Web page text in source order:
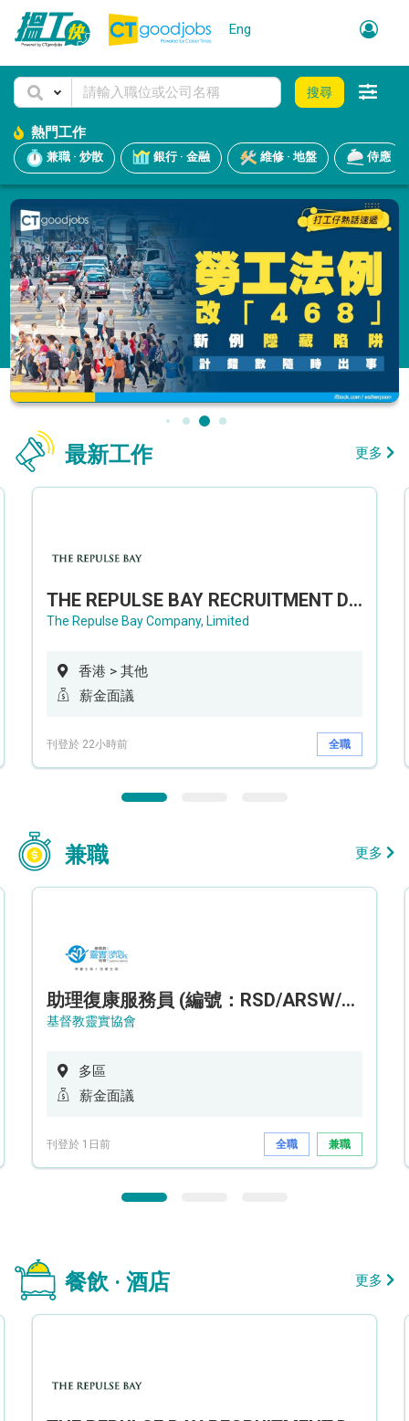
Eng
搜尋
熱門工作
兼職 · 炒散 銀行 · 金融 維修 · 地盤 侍應
最新工作 更多
THE REPULSE BAY RECRUITMENT DAY 淺水灣影灣園人才招聘會
The Repulse Bay Company, Limited
香港 > 其他
薪金面議
刊登於 22小時前 全職
兼職 更多
助理復康服務員 (編號：RSD/ARSW/CTE)
基督教靈實協會
多區
薪金面議
刊登於 1日前 全職 兼職
餐飲 · 酒店 更多